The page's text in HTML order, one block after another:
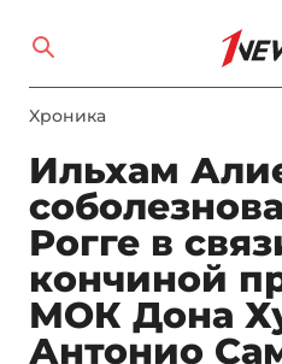
Xроника
Ильхам
Рогге в
кончиной
МОК Дона
Антонио